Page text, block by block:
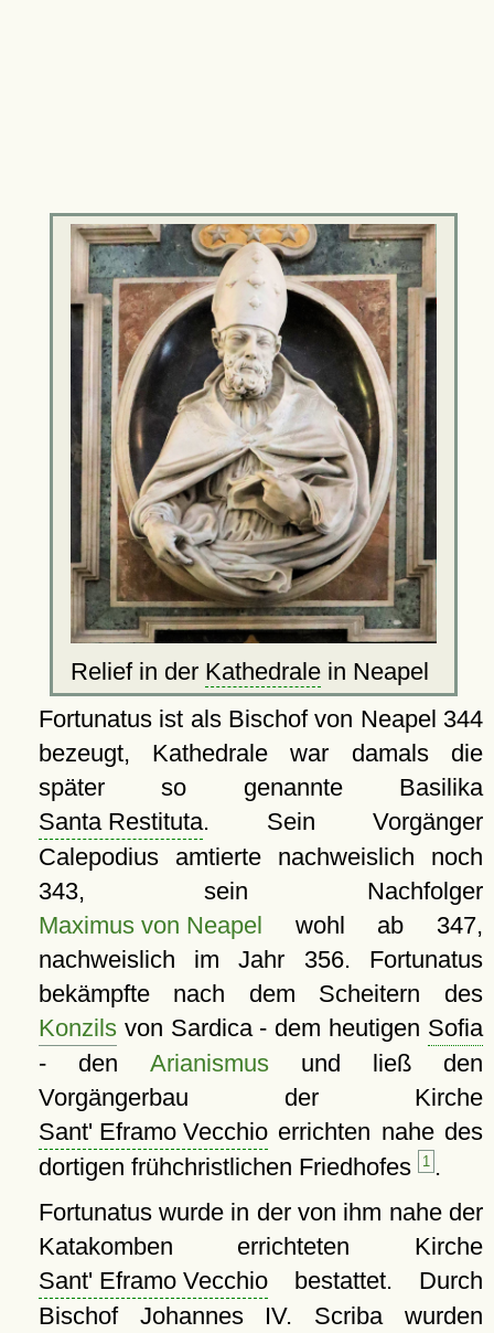
Relief in der Kathedrale in Neapel
Fortunatus ist als Bischof von Neapel 344
bezeugt, Kathedrale war damals die
später so genannte Basilika
Santa Restituta. Sein Vorgänger
Calepodius amtierte nachweislich noch
343, sein Nachfolger
Maximus von Neapel wohl ab 347,
nachweislich im Jahr 356. Fortunatus
bekämpfte nach dem Scheitern des
Konzilsvon Sardica - dem heutigen Sofia
- den Arianismusund ließ den
Vorgängerbau der Kirche
Sant' Eframo Vecchioerrichten nahe des
dortigen frühchristlichen Friedhofes
1 .
Fortunatus wurde in der von ihm nahe der
Katakomben errichteten Kirche
Sant' Eframo Vecchiobestattet. Durch
Bischof Johannes IV. Scriba wurden